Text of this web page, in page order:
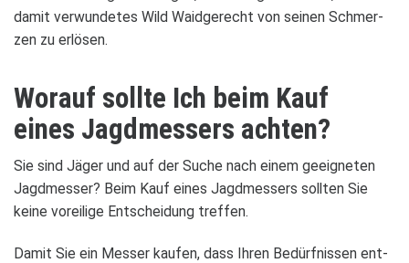
damit ver­wun­de­tes Wild Waid­ge­recht von sei­nen Schmer­
zen zu erlö­sen.
Wor­auf sollte Ich beim Kauf
eines Jagd­mes­sers ach­ten?
Sie sind Jäger und auf der Suche nach einem geeig­ne­ten
Jagd­mes­ser? Beim Kauf eines Jagd­mes­sers soll­ten Sie
keine vor­ei­lige Ent­schei­dung tref­fen.
Damit Sie ein Mes­ser kau­fen, dass Ihren Bedürf­nis­sen ent­